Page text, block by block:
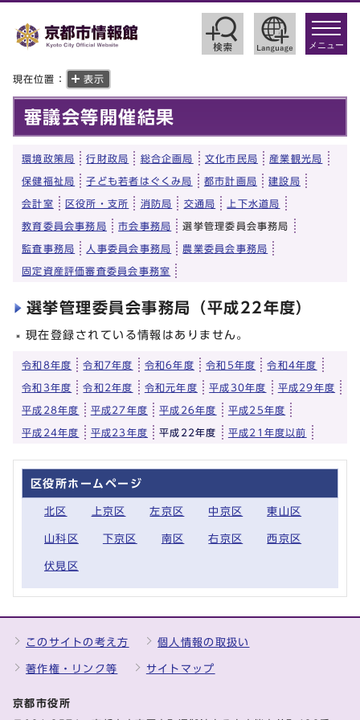
toggle
メニュー
現在位置： 表示
審議会等開催結果
環境政策局 行財政局 総合企画局 文化市民局 産業観光局
保健福祉局 子ども若者はぐくみ局 都市計画局 建設局
会計室 区役所・支所 消防局 交通局 上下水道局
教育委員会事務局 市会事務局 選挙管理委員会事務局
監査事務局 人事委員会事務局 農業委員会事務局
固定資産評価審査委員会事務室
選挙管理委員会事務局（平成22年度）
現在登録されている情報はありません。
令和8年度 令和7年度 令和6年度 令和5年度 令和4年度
令和3年度 令和2年度 令和元年度 平成30年度 平成29年度
平成28年度 平成27年度 平成26年度 平成25年度
平成24年度 平成23年度 平成22年度 平成21年度以前
区役所ホームページ
北区 上京区 左京区 中京区 東山区
山科区 下京区 南区 右京区 西京区
伏見区
このサイトの考え方 個人情報の取扱い
著作権・リンク等 サイトマップ
京都市役所